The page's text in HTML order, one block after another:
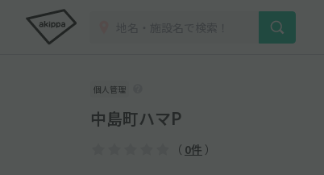
個人管理
中島町ハマP
（ 0件 ）